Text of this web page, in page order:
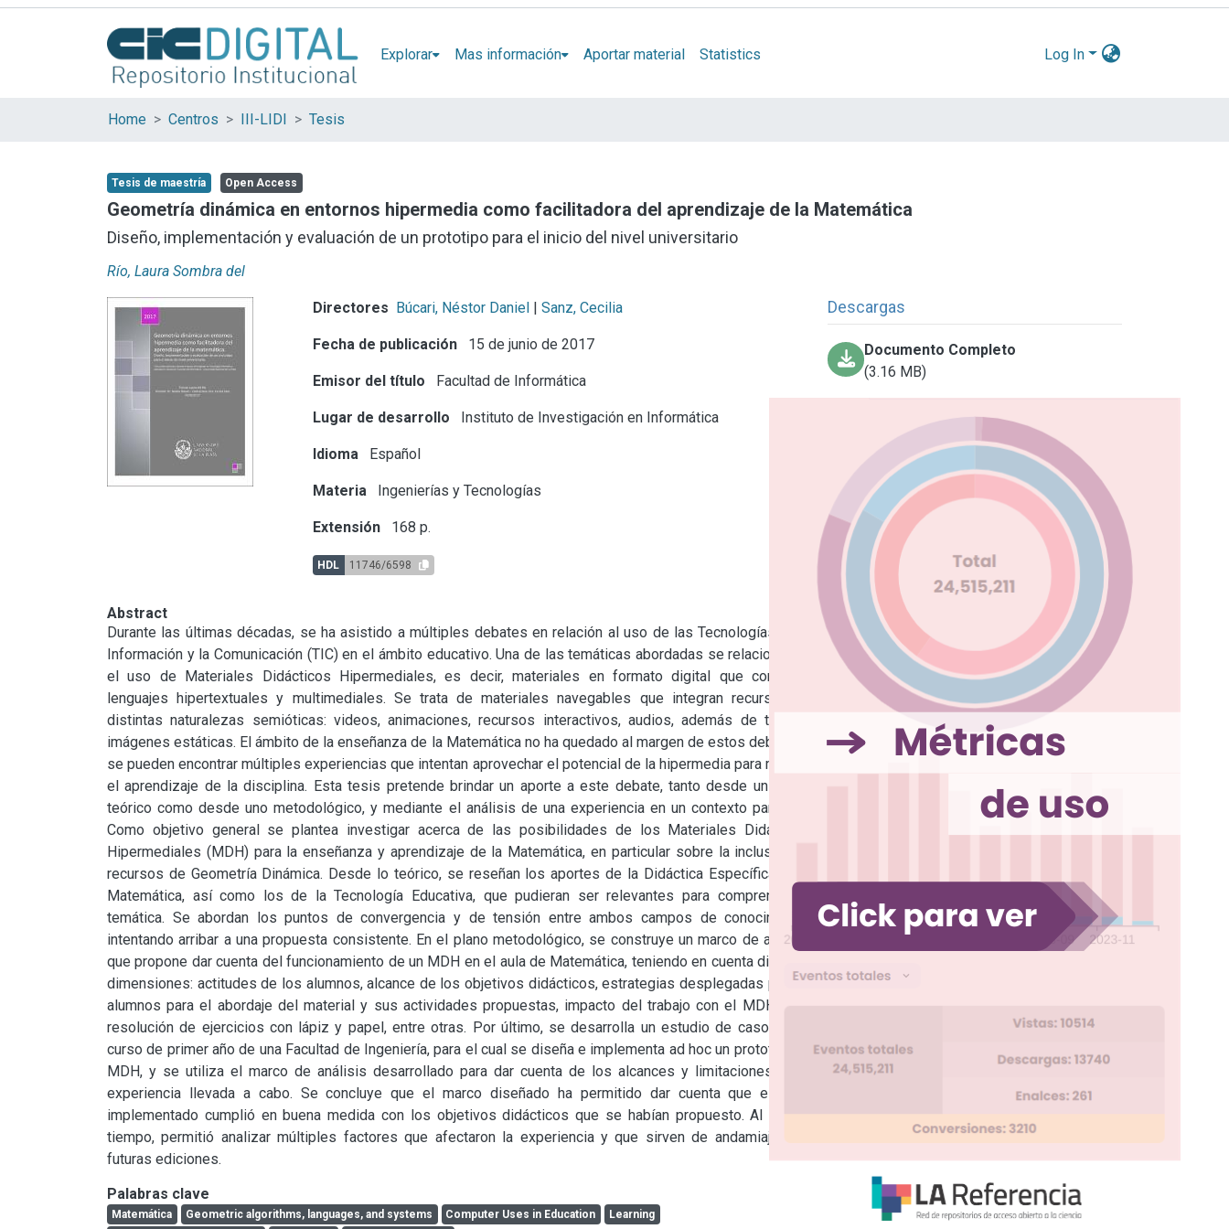
Explorar Mas información Aportar material Statistics Log In
Home Centros III-LIDI Tesis
Tesis de maestría Open Access
Geometría dinámica en entornos hipermedia como facilitadora del aprendizaje de la Matemática
Diseño, implementación y evaluación de un prototipo para el inicio del nivel universitario
Río, Laura Sombra del
Directores Búcari, Néstor Daniel | Sanz, Cecilia
Fecha de publicación 15 de junio de 2017
Emisor del título Facultad de Informática
Lugar de desarrollo Instituto de Investigación en Informática
Idioma Español
Materia Ingenierías y Tecnologías
Extensión 168 p.
HDL 11746/6598
Descargas
Documento Completo
(3.16 MB)
Abstract
Durante las últimas décadas, se ha asistido a múltiples debates en relación al uso de las Tecnologías de la
Información y la Comunicación (TIC) en el ámbito educativo. Una de las temáticas abordadas se relaciona con
el uso de Materiales Didácticos Hipermediales, es decir, materiales en formato digital que combinan
lenguajes hipertextuales y multimediales. Se trata de materiales navegables que integran recursos de
distintas naturalezas semióticas: videos, animaciones, recursos interactivos, audios, además de texto e
imágenes estáticas. El ámbito de la enseñanza de la Matemática no ha quedado al margen de estos debates y
se pueden encontrar múltiples experiencias que intentan aprovechar el potencial de la hipermedia para mejorar
el aprendizaje de la disciplina. Esta tesis pretende brindar un aporte a este debate, tanto desde un marco
teórico como desde uno metodológico, y mediante el análisis de una experiencia en un contexto particular.
Como objetivo general se plantea investigar acerca de las posibilidades de los Materiales Didácticos
Hipermediales (MDH) para la enseñanza y aprendizaje de la Matemática, en particular sobre la inclusión de
recursos de Geometría Dinámica. Desde lo teórico, se reseñan los aportes de la Didáctica Específica de la
Matemática, así como los de la Tecnología Educativa, que pudieran ser relevantes para comprender la
temática. Se abordan los puntos de convergencia y de tensión entre ambos campos de conocimiento,
intentando arribar a una propuesta consistente. En el plano metodológico, se construye un marco de análisis
que propone dar cuenta del funcionamiento de un MDH en el aula de Matemática, teniendo en cuenta diversas
dimensiones: actitudes de los alumnos, alcance de los objetivos didácticos, estrategias desplegadas por los
alumnos para el abordaje del material y sus actividades propuestas, impacto del trabajo con el MDH en la
resolución de ejercicios con lápiz y papel, entre otras. Por último, se desarrolla un estudio de caso, en un
curso de primer año de una Facultad de Ingeniería, para el cual se diseña e implementa ad hoc un prototipo de
MDH, y se utiliza el marco de análisis desarrollado para dar cuenta de los alcances y limitaciones de la
experiencia llevada a cabo. Se concluye que el marco diseñado ha permitido dar cuenta que el MDH
implementado cumplió en buena medida con los objetivos didácticos que se habían propuesto. Al mismo
tiempo, permitió analizar múltiples factores que afectaron la experiencia y que sirven de andamiaje para
futuras ediciones.
Palabras clave
Matemática Geometric algorithms, languages, and systems Computer Uses in Education Learning